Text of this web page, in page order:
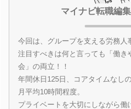
マイナビ転職編
今回は、グループを支える労務人
注目すべきは何と言っても「働き
会」の両立！！
年間休日125日、コアタイムなし
月平均10時間程度。
プライベートを大切にしながら働